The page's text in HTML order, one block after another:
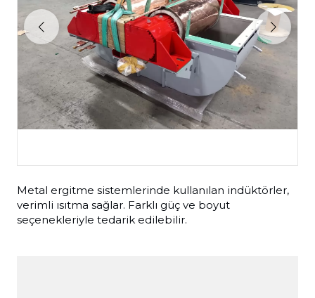
Metal ergitme sistemlerinde kullanılan indüktörler,
verimli ısıtma sağlar. Farklı güç ve boyut
seçenekleriyle tedarik edilebilir.